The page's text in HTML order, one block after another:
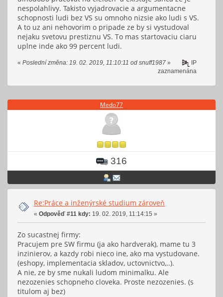
nespolahlivy. Takisto vyjadrovacie a argumentacne
schopnosti ludi bez VS su omnoho nizsie ako ludi s VS.
A to uz ani nehovorim o pripade ze by si vystudoval
nejaku svetovu prestiznu VS. To mas startovaciu ciaru
uplne inde ako 99 percent ludi.
« Poslední změna: 19. 02. 2019, 11:10:11 od snuff1987 »
IP
zaznamenána
Medo77
316
Re:Práce a inženýrské studium zároveň
« Odpověď #11 kdy: 19. 02. 2019, 11:14:15 »
Zo sucastnej firmy:
Pracujem pre SW firmu (ja ako hardverak), mame tu 3
inzinierov, a kazdy robi nieco ine, ako ma vystudovane.
(eshopy, implementacia skladov, uctovnictvo,..).
A nie, ze by sme nukali ludom minimalku. Ale
nezozenies schopneho cloveka. Proste nezozenies. (s
titulom aj bez)